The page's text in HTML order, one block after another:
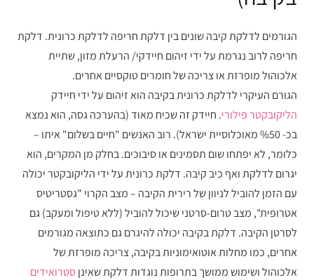
הגורמים לדלקת קיבה שונים בין דלקת חריפה לדלקת כרונית. דלקת
חריפה לרוב נגרמת על ידי זיהום חיידקי/ הרעלת מזון, שתיית
אלכוהול מופרזת או צריכה של חומרים טוקסיים אחרים.
הגורם העיקרי לדלקת כרונית בקיבה הוא זיהום על ידי חיידק
הליקובקטר פילורי. חיידק זה שכיח מאוד (בהערכה גסה, הוא נמצא
בכ- %50 מאוכלוסיית ישראל). רוב האנשים "חיים בשלום" איתו –
כלומר, לא יפתחו שום תסמינים או סיבוכים. בחלק מן המקרים, הוא
יגרום לדלקת ואף כיב קיבה. דלקת כרונית על ידי הליקובקטר יכולה
עם הזמן להוביל לניוון של רירית הקיבה – מצב הקרוי "גסטריטיס
אטרופית", מצב טרום-סרטני שיכול להוביל (ללא טיפול ומעקב) גם
לסרטן הקיבה. דלקת בקיבה יכולה להיגרם גם כתוצאה מגורמים
אחרים, כמו מחלות אוטואימוניות בקיבה, צריכה מופרזת של
אלכוהול ושימוש ממושך בתרופות נוגדות דלקת שאינןסטרואידים